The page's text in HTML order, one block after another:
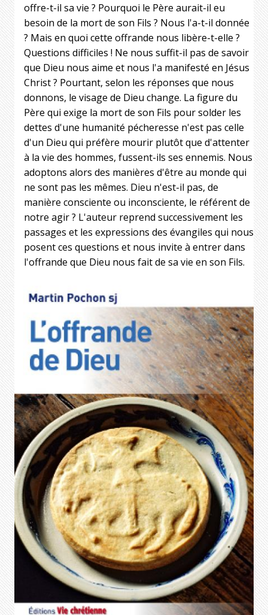
offre-t-il sa vie ? Pourquoi le Père aurait-il eu
besoin de la mort de son Fils ? Nous l'a-t-il donnée
? Mais en quoi cette offrande nous libère-t-elle ?
Questions difficiles ! Ne nous suffit-il pas de savoir
que Dieu nous aime et nous l'a manifesté en Jésus
Christ ? Pourtant, selon les réponses que nous
donnons, le visage de Dieu change. La figure du
Père qui exige la mort de son Fils pour solder les
dettes d'une humanité pécheresse n'est pas celle
d'un Dieu qui préfère mourir plutôt que d'attenter
à la vie des hommes, fussent-ils ses ennemis. Nous
adoptons alors des manières d'être au monde qui
ne sont pas les mêmes. Dieu n'est-il pas, de
manière consciente ou inconsciente, le référent de
notre agir ? L'auteur reprend successivement les
passages et les expressions des évangiles qui nous
posent ces questions et nous invite à entrer dans
l'offrande que Dieu nous fait de sa vie en son Fils.